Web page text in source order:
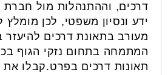
דרכים, וההתנהלות מול חברת
ידע ונסיון משפטי, לכן
מעורב בתאונת דרכים להיעזר
המתמחה בתחום נזקי הגוף
תאונות דרכים בפרט.קבלו את